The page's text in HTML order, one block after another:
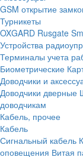
GSM открытие
Турникеты
OXGARD Rusgate
Устройства
Терминалы учета
Биометрические
Доводчики и
Доводчики дверные
доводчикам
Кабель, прочее
Кабель
Сигнальный кабель
оповещения Витая